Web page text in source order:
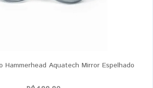
Hammerhead Aquatech Mirror Espelhado